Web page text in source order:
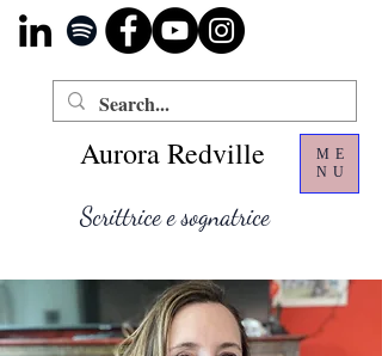
ME
NU
Scrittrice e sognatrice
Aurora Redville